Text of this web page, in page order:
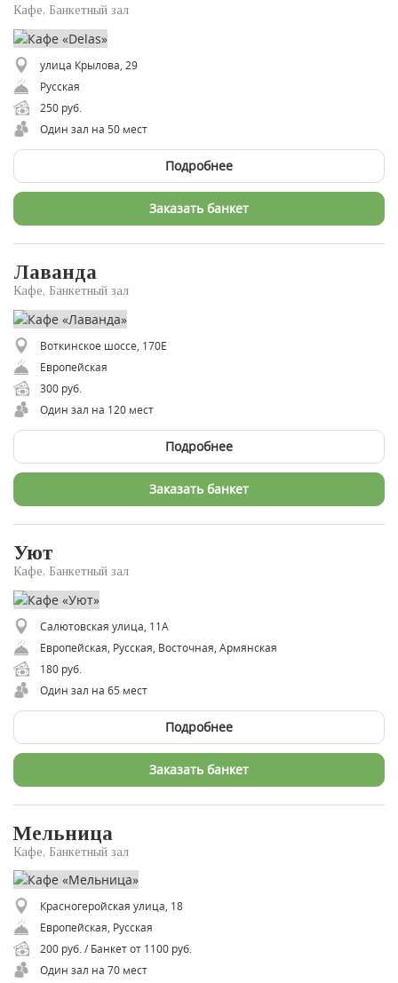
Кафе, Банкетный зал
улица Крылова, 29
Русская
250 руб.
Один зал на 50 мест
Подробнее
Заказать банкет
Лаванда
Кафе, Банкетный зал
Воткинское шоссе, 170Е
Европейская
300 руб.
Один зал на 120 мест
Подробнее
Заказать банкет
Уют
Кафе, Банкетный зал
Салютовская улица, 11А
Европейская, Русская, Восточная, Армянская
180 руб.
Один зал на 65 мест
Подробнее
Заказать банкет
Мельница
Кафе, Банкетный зал
Красногеройская улица, 18
Европейская, Русская
200 руб. / Банкет от 1100 руб.
Один зал на 70 мест